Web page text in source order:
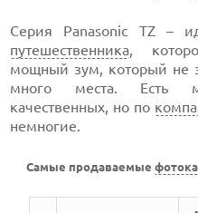
Серия Panasonic TZ –
путешественника,
мощный зум, который не
много места. Есть
качественных, но по
немногие.
Самые продаваемые